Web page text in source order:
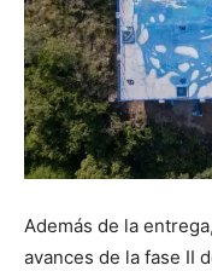
Además de la
avances de la fase II